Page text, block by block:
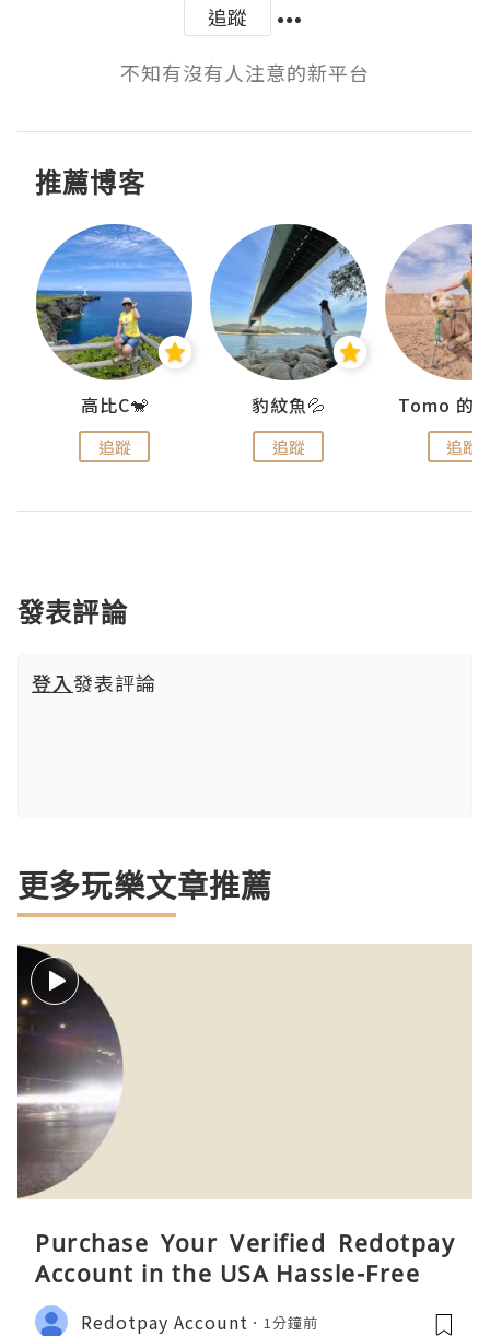
追蹤
不知有沒有人注意的新平台
推薦博客
高比C🐒
追蹤
豹紋魚💦
追蹤 追蹤
發表評論
登入發表評論
更多玩樂文章推薦
Purchase Your Verified Redotpay
Account in the USA Hassle-Free
Redotpay Account 1分鐘前